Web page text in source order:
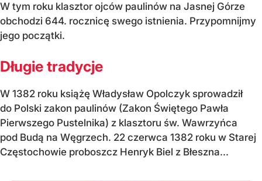
W tym roku klasztor ojców paulinów na Jasnej Górze
obchodzi 644. rocznicę swego istnienia. Przypomnijmy
jego początki.
Długie tradycje
W 1382 roku książę Władysław Opolczyk sprowadził
do Polski zakon paulinów (Zakon Świętego Pawła
Pierwszego Pustelnika) z klasztoru św. Wawrzyńca
pod Budą na Węgrzech. 22 czerwca 1382 roku w Starej
Częstochowie proboszcz Henryk Biel z Błeszna...